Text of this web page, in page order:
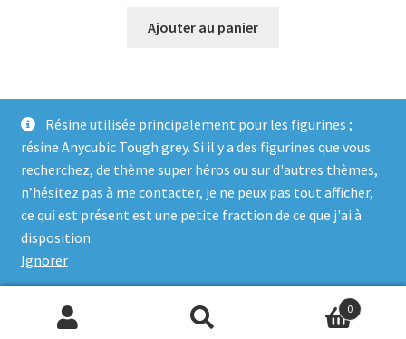
Résine utilisée principalement pour les figurines ;
résine Anycubic Tough grey. Si il y a des figurines que vous
recherchez, de thème super héros ou sur d'autres thèmes,
n’hésitez pas à me contacter, je ne peux pas tout afficher,
ce qui est présent est une petite fraction de ce que j'ai à
disposition.
Ignorer
Ajouter au panier
© Genosha Impact 2026
Built with WooCommerce
Recherche
Recherche
0